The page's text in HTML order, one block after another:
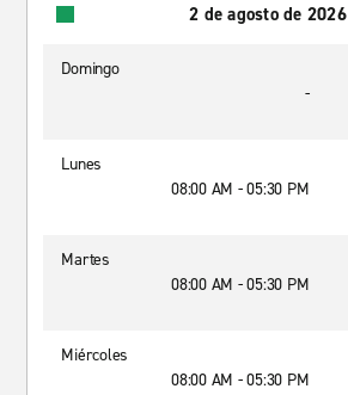
2 de agosto de 2026
Domingo
-
Lunes
08:00 AM - 05:30 PM
Martes
08:00 AM - 05:30 PM
Miércoles
08:00 AM - 05:30 PM